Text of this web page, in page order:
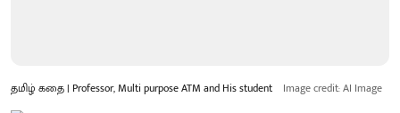
தமிழ் கதை | Professor, Multi purpose ATM and His student Image credit: AI Image